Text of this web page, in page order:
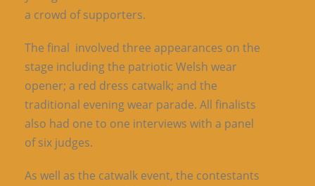
a crowd of supporters.
The final involved three appearances on the
stage including the patriotic Welsh wear
opener; a red dress catwalk; and the
traditional evening wear parade. All finalists
also had one to one interviews with a panel
of six judges.
As well as the catwalk event, the contestants